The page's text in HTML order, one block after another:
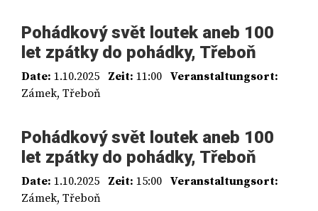
Pohádkový svět loutek aneb 100
let zpátky do pohádky, Třeboň
Date: 1.10.2025 Zeit: 11:00 Veranstaltungsort:
Zámek, Třeboň
Pohádkový svět loutek aneb 100
let zpátky do pohádky, Třeboň
Date: 1.10.2025 Zeit: 15:00 Veranstaltungsort:
Zámek, Třeboň